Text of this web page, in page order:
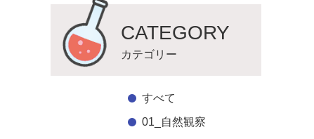
CATEGORY
カテゴリー
すべて
01_自然観察